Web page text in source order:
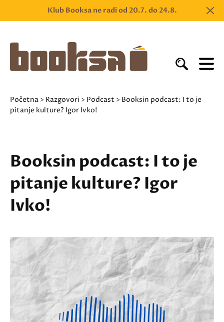
Klub Booksa ne radi od 20.7. do 24.8.
Početna > Razgovori > Podcast > Booksin podcast: I to je
pitanje kulture? Igor Ivko!
Booksin podcast: I to je
pitanje kulture? Igor
Ivko!